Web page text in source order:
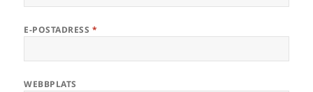
E-POSTADRESS *
WEBBPLATS